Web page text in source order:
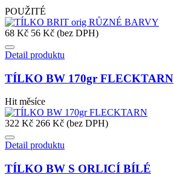
POUŽITÉ
68 Kč 56 Kč (bez DPH)
Detail produktu
TÍLKO BW 170gr FLECKTARN
Hit měsíce
322 Kč 266 Kč (bez DPH)
Detail produktu
TÍLKO BW S ORLICÍ BÍLÉ